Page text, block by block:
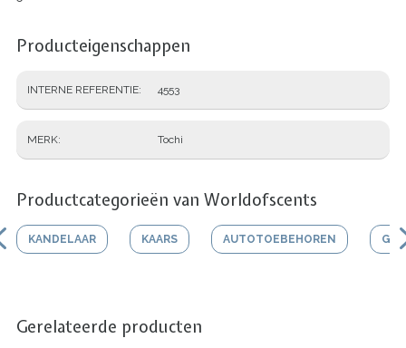
Producteigenschappen
INTERNE REFERENTIE 4553
MERK Tochi
Productcategorieën van Worldofscents
KANDELAAR KAARS AUTOTOEBEHOREN
Gerelateerde producten